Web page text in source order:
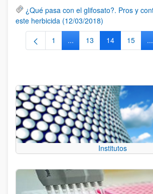
¿Qué pasa con el glifosato?. Pros y
este herbicida (12/03/2018)
Página
1 ...Páginas intermedias Use
Página
13 Página
14 Página
15 ...
Institutos